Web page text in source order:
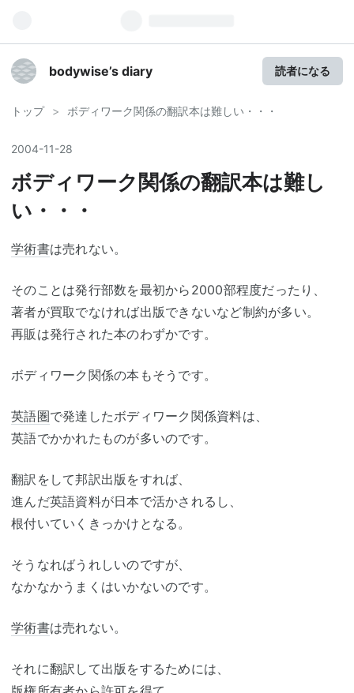
bodywise’s diary 読者になる
トップ > ボディワーク関係の翻訳本は難しい・・・
2004-11-28
ボディワーク関係の翻訳本は難し
い・・・
学術書は売れない。
そのことは発行部数を最初から2000部程度だったり、
著者が買取でなければ出版できないなど制約が多い。
再販は発行された本のわずかです。
ボディワーク関係の本もそうです。
英語圏で発達したボディワーク関係資料は、
英語でかかれたものが多いのです。
翻訳をして邦訳出版をすれば、
進んだ英語資料が日本で活かされるし、
根付いていくきっかけとなる。
そうなればうれしいのですが、
なかなかうまくはいかないのです。
学術書は売れない。
それに翻訳して出版をするためには、